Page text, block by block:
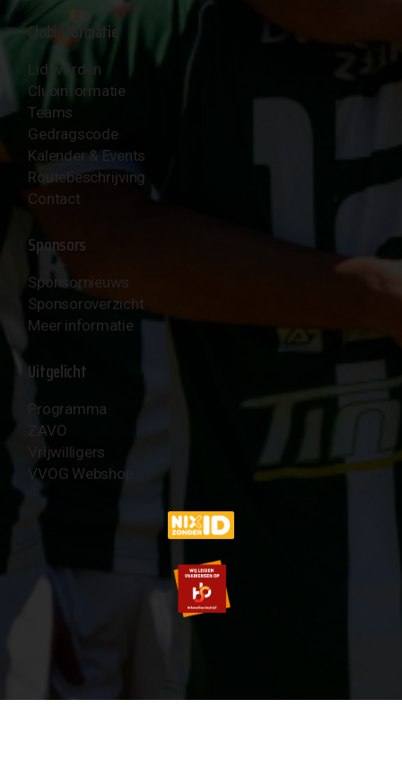
Clubinformatie
Lid worden
Clubinformatie
Teams
Gedragscode
Kalender & Events
Routebeschrijving
Contact
Sponsors
Sponsornieuws
Sponsoroverzicht
Meer informatie
Uitgelicht
Programma
ZAVO
Vrijwilligers
VVOG Webshop